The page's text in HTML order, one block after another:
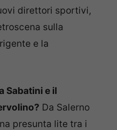
direttori sportivi,
sulla
e la
Sabatini e il
Da Salerno
presunta lite tra i